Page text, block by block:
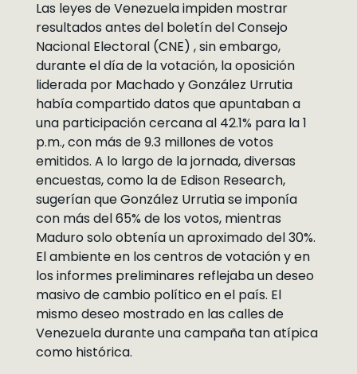
Las leyes de Venezuela impiden mostrar
resultados antes del boletín del Consejo
Nacional Electoral (CNE) , sin embargo,
durante el día de la votación, la oposición
liderada por Machado y González Urrutia
había compartido datos que apuntaban a
una participación cercana al 42.1% para la 1
p.m., con más de 9.3 millones de votos
emitidos. A lo largo de la jornada, diversas
encuestas, como la de Edison Research,
sugerían que González Urrutia se imponía
con más del 65% de los votos, mientras
Maduro solo obtenía un aproximado del 30%.
El ambiente en los centros de votación y en
los informes preliminares reflejaba un deseo
masivo de cambio político en el país. El
mismo deseo mostrado en las calles de
Venezuela durante una campaña tan atípica
como histórica.